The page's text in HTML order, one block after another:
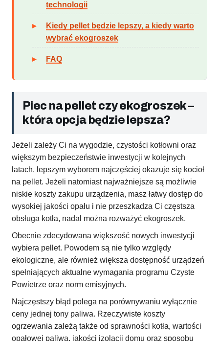
technologii
Kiedy pellet będzie lepszy, a kiedy warto
wybrać ekogroszek
FAQ
Piec na pellet czy ekogroszek –
która opcja będzie lepsza?
Jeżeli zależy Ci na wygodzie, czystości kotłowni oraz
większym bezpieczeństwie inwestycji w kolejnych
latach, lepszym wyborem najczęściej okazuje się kocioł
na pellet. Jeżeli natomiast najważniejsze są możliwie
niskie koszty zakupu urządzenia, masz łatwy dostęp do
wysokiej jakości opału i nie przeszkadza Ci częstsza
obsługa kotła, nadal można rozważyć ekogroszek.
Obecnie zdecydowana większość nowych inwestycji
wybiera pellet. Powodem są nie tylko względy
ekologiczne, ale również większa dostępność urządzeń
spełniających aktualne wymagania programu Czyste
Powietrze oraz norm emisyjnych.
Najczęstszy błąd polega na porównywaniu wyłącznie
ceny jednej tony paliwa. Rzeczywiste koszty
ogrzewania zależą także od sprawności kotła, wartości
opałowej paliwa, jakości izolacji domu oraz sposobu